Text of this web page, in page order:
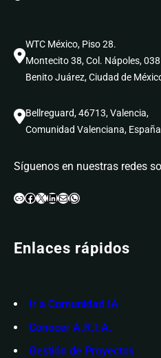
WTC México, Piso 28.
Montecito 38, Col. Nápoles,
Benito Juárez, Ciudad de
Bellreguard, 46713, Valencia,
Comunidad Valenciana,
Síguenos en nuestras redes
Enlace Facebook X LinkedIn Correo electrónico WhatsApp
Enlaces rápidos
Ir a Comunidad IA
Conocer A.R.I.A.
Gestión de Proyectos